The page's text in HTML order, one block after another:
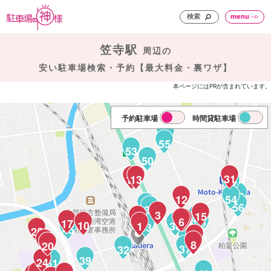
検索 menu
笠寺駅
周辺の
安い駐車場検索・予約【最大料金・裏ワザ】
本ページにはPRが含まれています。
61
59
58
57
56
55
54
53
51
50
46
45 42
41
39
38
37
36
35
34
33
32
31
25
24
22
20
17 15
14
13
12
10
9
8
7
6
3
21
予約駐車場 時間貸駐車場